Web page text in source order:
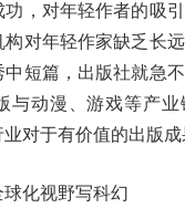
，对年轻作者的吸
对年轻作家缺乏长
短篇，出版社就急
与动漫、游戏等产业
对于有价值的出版成
化视野写科幻